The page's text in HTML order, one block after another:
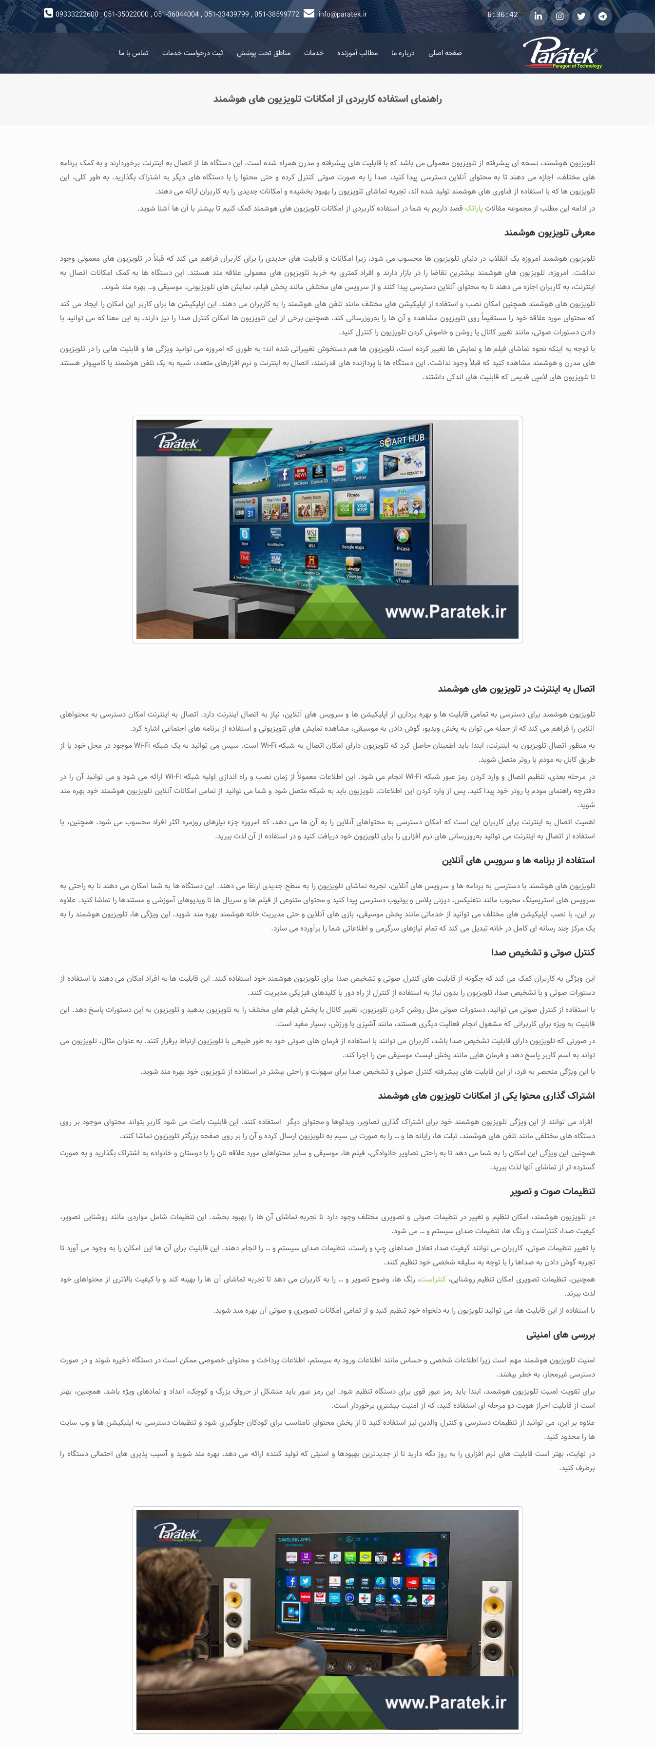
telegramتوییتر instagramلینکداین6:36:42
09333222600 , 051-35022000 , 051-36044004 , 051-33439799 , 051-38599772 info@paratek.ir
صفحه اصلی درباره ما مطالب آموزنده خدمات مناطق تحت پوشش ثبت درخواست خدمات تماس با ما
راهنمای استفاده کاربردی از امکانات تلویزیون ‌های هوشمند
تلویزیون هوشمند، نسخه ‌ای پیشرفته از تلویزیون معمولی می ‌باشد که با قابلیت‌ های پیشرفته و مدرن همراه شده است. این دستگاه‌ ها از اتصال به اینترنت برخوردارند و به کمک برنامه‌
های مختلف، اجازه می ‌دهند تا به محتوای آنلاین دسترسی پیدا کنید، صدا را به صورت صوتی کنترل کرده و حتی محتوا را با دستگاه ‌های دیگر به اشتراک بگذارید. به طور کلی، این
تلویزیون ها که با استفاده از فناوری ‌های هوشمند تولید شده اند، تجربه تماشای تلویزیون را بهبود بخشیده و امکانات جدیدی را به کاربران ارائه می ‌دهند.
در ادامه این مطلب از مجموعه مقالات پاراتک قصد داریم به شما در استفاده کاربردی از امکانات تلویزیون ‌های هوشمند کمک کنیم تا بیشتر با آن ها آشنا شوید.
معرفی تلویزیون هوشمند
تلویزیون هوشمند امروزه یک انقلاب در دنیای تلویزیون‌ ها محسوب می شود، زیرا امکانات و قابلیت ‌های جدیدی را برای کاربران فراهم می ‌کند که قبلاً در تلویزیون ‌های معمولی وجود
نداشت. امروزه، تلویزیون‌ های هوشمند بیشترین تقاضا را در بازار دارند و افراد کمتری به خرید تلویزیون ‌های معمولی علاقه ‌مند هستند. این دستگاه‌ ها به کمک امکانات اتصال به
اینترنت، به کاربران اجازه می ‌دهند تا به محتوای آنلاین دسترسی پیدا کنند و از سرویس‌ های مختلفی مانند پخش فیلم، نمایش ‌های تلویزیونی، موسیقی و… بهره‌ مند شوند.
تلویزیون ‌های هوشمند همچنین امکان نصب و استفاده از اپلیکیشن‌ های مختلف مانند تلفن های هوشمند را به کاربران می ‌دهند. این اپلیکیشن ‌ها برای کاربر این امکان را ایجاد می کند
که محتوای مورد علاقه‌ خود را مستقیماً روی تلویزیون مشاهده و آن ‌ها را به‌روزرسانی کند. همچنین برخی از این تلویزیون ها امکان کنترل صدا را نیز دارند، به این معنا که می‌ توانید با
دادن دستورات صوتی، مانند تغییر کانال یا روشن و خاموش کردن تلویزیون را کنترل کنید.
با توجه به اینکه نحوه تماشای فیلم ‌ها و نمایش ‌ها تغییر کرده است، تلویزیون ‌ها هم دستخوش تغییراتی شده‌ اند؛ به طوری که امروزه می‌ توانید ویژگی ‌ها و قابلیت‌ هایی را در تلویزیون‌
های مدرن و هوشمند مشاهده کنید که قبلاً وجود نداشت. این دستگاه‌ ها با پردازنده‌ های قدرتمند، اتصال به اینترنت و نرم‌ افزارهای متعدد، شبیه به یک تلفن هوشمند یا کامپیوتر هستند
تا تلویزیون ‌های لامپی قدیمی که قابلیت های اندکی داشتند.
اتصال به اینترنتدر تلویزیون های هوشمند
تلویزیون هوشمند برای دسترسی به تمامی قابلیت ‌ها و بهره‌ برداری از اپلیکیشن‌ ها و سرویس ‌های آنلاین، نیاز به اتصال اینترنت دارد. اتصال به اینترنت امکان دسترسی به محتواهای
آنلاین را فراهم می‌ کند که از جمله می‌ توان به پخش ویدیو، گوش دادن به موسیقی، مشاهده نمایش‌ های تلویزیونی و استفاده از برنامه‌ های اجتماعی اشاره کرد.
به منظور اتصال تلویزیون به اینترنت، ابتدا باید اطمینان حاصل کرد که تلویزیون دارای امکان اتصال به شبکه Wi-Fi است. سپس می ‌توانید به یک شبکه Wi-Fi موجود در محل خود یا از
طریق کابل به مودم یا روتر متصل شوید.
در مرحله بعدی، تنظیم اتصال و وارد کردن رمز عبور شبکه Wi-Fi انجام می ‌شود. این اطلاعات معمولاً از زمان نصب و راه‌ اندازی اولیه شبکه Wi-Fi ارائه می ‌شود و می ‌توانید آن را در
دفترچه راهنمای مودم یا روتر خود پیدا کنید. پس از وارد کردن این اطلاعات، تلویزیون باید به شبکه متصل شود و شما می ‌توانید از تمامی امکانات آنلاین تلویزیون هوشمند خود بهره ‌مند
شوید.
اهمیت اتصال به اینترنت برای کاربران این است که امکان دسترسی به محتواهای آنلاین را به آن ‌ها می ‌دهد، که امروزه جزء نیازهای روزمره اکثر افراد محسوب می ‌شود. همچنین، با
استفاده از اتصال به اینترنت می ‌توانید به‌روزرسانی ‌های نرم‌ افزاری را برای تلویزیون خود دریافت کنید و در استفاده از آن لذت ببرید.
استفاده از برنامه ها و سرویس های آنلاین
تلویزیون ‌های هوشمند با دسترسی به برنامه ‌ها و سرویس ‌های آنلاین، تجربه تماشای تلویزیون را به سطح جدیدی ارتقا می ‌دهند. این دستگاه‌ ها به شما امکان می ‌دهند تا به راحتی به
سرویس ‌های استریمینگ محبوب مانند نتفلیکس، دیزنی پلاس و یوتیوب دسترسی پیدا کنید و محتوای متنوعی از فیلم ‌ها و سریال ‌ها تا ویدیوهای آموزشی و مستندها را تماشا کنید. علاوه
بر این، با نصب اپلیکیشن ‌های مختلف می ‌توانید از خدماتی مانند پخش موسیقی، بازی‌ های آنلاین و حتی مدیریت خانه هوشمند بهره‌ مند شوید. این ویژگی‌ ها، تلویزیون هوشمند را به
یک مرکز چند رسانه ‌ای کامل در خانه تبدیل می ‌کند که تمام نیازهای سرگرمی و اطلاعاتی شما را برآورده می ‌سازد.
کنترل صوتی و تشخیص صدا
این ویژگی به کاربران کمک می‌ کند که چگونه از قابلیت ‌های کنترل صوتی و تشخیص صدا برای تلویزیون هوشمند خود استفاده کنند. این قابلیت‌ ها به افراد امکان می ‌دهند با استفاده از
دستورات صوتی و یا تشخیص صدا، تلویزیون را بدون نیاز به استفاده از کنترل از راه دور یا کلیدهای فیزیکی مدیریت کنند.
با استفاده از کنترل صوتی می‌ توانید، دستورات صوتی مثل روشن کردن تلویزیون، تغییر کانال یا پخش فیلم های مختلف را به تلویزیون بدهید و تلویزیون به این دستورات پاسخ دهد. این
قابلیت به ویژه برای کاربرانی که مشغول انجام فعالیت دیگری هستند، مانند آشپزی یا ورزش، بسیار مفید است.
در صورتی که تلویزیون دارای قابلیت تشخیص صدا باشد، کاربران می ‌توانند با استفاده از فرمان ‌های صوتی خود به طور طبیعی با تلویزیون ارتباط برقرار کنند. به عنوان مثال، تلویزیون می
‌تواند به اسم کاربر پاسخ دهد و فرمان ‌هایی مانند پخش لیست موسیقی من را اجرا کند.
با این ویژگی منحصر به فرد، از این قابلیت ‌های پیشرفته کنترل صوتی و تشخیص صدا برای سهولت و راحتی بیشتر در استفاده از تلویزیون خود بهره ‌مند شوید.
اشتراک گذاری محتوا یکی از امکانات تلویزیون های هوشمند
افراد می ‌توانند از این ویژگی تلویزیون هوشمند خود برای اشتراک ‌گذاری تصاویر، ویدئوها و محتوای دیگر استفاده کنند. این قابلیت باعث می شود کاربر بتواند محتوای موجود بر روی
دستگاه ‌های مختلفی مانند تلفن ‌های هوشمند، تبلت ‌ها، رایانه‌ ها و … را به صورت بی ‌سیم به تلویزیون ارسال کرده و آن را بر روی صفحه‌ بزرگتر تلویزیون تماشا کنند.
همچنین این ویژگی این امکان را به شما می دهد تا به راحتی تصاویر خانوادگی، فیلم ‌ها، موسیقی و سایر محتواهای مورد علاقه ‌تان را با دوستان و خانواده به اشتراک بگذارید و به صورت
گسترده ‌تر از تماشای آنها لذت ببرید.
تنظیمات صوت و تصویر
در تلویزیون هوشمند، امکان تنظیم و تغییر در تنظیمات صوتی و تصویری مختلف وجود دارد تا تجربه تماشای آن ‌ها را بهبود بخشد. این تنظیمات شامل مواردی مانند روشنایی تصویر،
کیفیت صدا، کنتراست و رنگ ‌ها، تنظیمات صدای سیستم و … می ‌شود.
با تغییر تنظیمات صوتی، کاربران می ‌توانند کیفیت صدا، تعادل صداهای چپ و راست، تنظیمات صدای سیستم و … را انجام دهند. این قابلیت برای آن‌ ها این امکان را به وجود می آورد تا
تجربه گوش دادن به صداها را با توجه به سلیقه شخصی خود تنظیم کنند.
همچنین، تنظیمات تصویری امکان تنظیم روشنایی،کنتراست، رنگ ‌ها، وضوح تصویر و … را به کاربران می ‌دهد تا تجربه تماشای آن ‌ها را بهینه کند و با کیفیت بالاتری از محتواهای خود
لذت ببرند.
با استفاده از این قابلیت ها، می ‌توانید تلویزیون را به دلخواه خود تنظیم کنید و از تمامی امکانات تصویری و صوتی آن بهره ‌مند شوید.
بررسی های امنیتی
امنیت تلویزیون هوشمند مهم است زیرا اطلاعات شخصی و حساس مانند اطلاعات ورود به سیستم، اطلاعات پرداخت و محتوای خصوصی ممکن است در دستگاه ذخیره شوند و در صورت
دسترسی غیرمجاز، به خطر بیفتند.
برای تقویت امنیت تلویزیون هوشمند، ابتدا باید رمز عبور قوی برای دستگاه تنظیم شود. این رمز عبور باید متشکل از حروف بزرگ و کوچک، اعداد و نمادهای ویژه باشد. همچنین، بهتر
است از قابلیت احراز هویت دو مرحله ‌ای استفاده کنید، که از امنیت بیشتری برخوردار است.
علاوه بر این، می ‌توانید از تنظیمات دسترسی و کنترل والدین نیز استفاده کنید تا از پخش محتوای نامناسب برای کودکان جلوگیری شود و تنظیمات دسترسی به اپلیکیشن ‌ها و وب ‌سایت
‌ها را محدود کنید.
در نهایت، بهتر است قابلیت های نرم‌ افزاری را به‌ روز نگه دارید تا از جدیدترین بهبودها و امنیتی که تولید کننده ارائه می ‌دهد، بهره‌ مند شوید و آسیب ‌پذیری ‌های احتمالی دستگاه را
برطرف کنید.